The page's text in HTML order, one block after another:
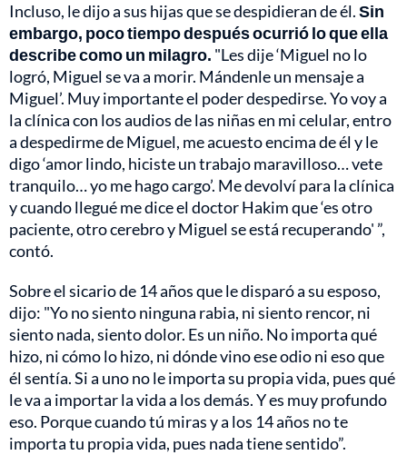
Incluso, le dijo a sus hijas que se despidieran de él.Sin
embargo, poco tiempo después ocurrió lo que ella
describe como un milagro. "Les dije ‘Miguel no lo
logró, Miguel se va a morir. Mándenle un mensaje a
Miguel’. Muy importante el poder despedirse. Yo voy a
la clínica con los audios de las niñas en mi celular, entro
a despedirme de Miguel, me acuesto encima de él y le
digo ‘amor lindo, hiciste un trabajo maravilloso… vete
tranquilo… yo me hago cargo’. Me devolví para la clínica
y cuando llegué me dice el doctor Hakim que ‘es otro
paciente, otro cerebro y Miguel se está recuperando' ”,
contó.
Sobre el sicario de 14 años que le disparó a su esposo,
dijo: "Yo no siento ninguna rabia, ni siento rencor, ni
siento nada, siento dolor. Es un niño. No importa qué
hizo, ni cómo lo hizo, ni dónde vino ese odio ni eso que
él sentía. Si a uno no le importa su propia vida, pues qué
le va a importar la vida a los demás. Y es muy profundo
eso. Porque cuando tú miras y a los 14 años no te
importa tu propia vida, pues nada tiene sentido”.